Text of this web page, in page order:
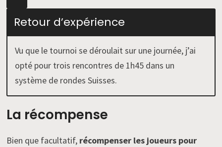
Retour d’expérience
Vu que le tournoi se déroulait sur une journée, j’ai
opté pour trois rencontres de 1h45 dans un
système de rondes Suisses.
La récompense
Bien que facultatif, récompenser les joueurs pour